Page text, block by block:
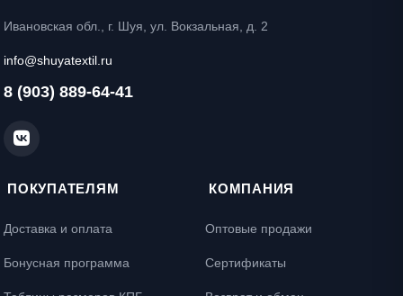
Ивановская обл., г. Шуя, ул. Вокзальная, д. 2
info@shuyatextil.ru
8 (903) 889-64-41
ПОКУПАТЕЛЯМ
Доставка и оплата
Бонусная программа
КОМПАНИЯ
Оптовые продажи
Сертификаты